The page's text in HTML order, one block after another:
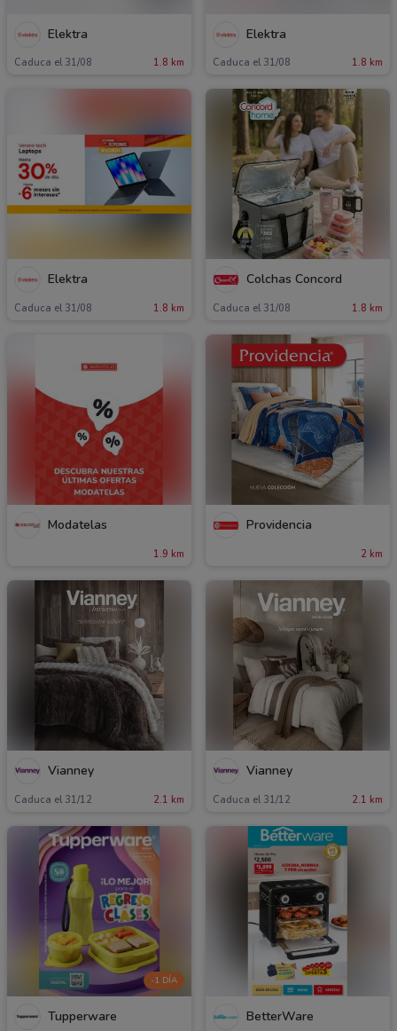
Elektra
Caduca el 31/08 1.8 km
Elektra
Caduca el 31/08 1.8 km
Elektra
Caduca el 31/08 1.8 km
Colchas Concord
Caduca el 31/08 1.8 km
Modatelas
1.9 km
Providencia
2 km
Vianney
Caduca el 31/12 2.1 km
Vianney
Caduca el 31/12 2.1 km
-1 DÍA
Tupperware BetterWare